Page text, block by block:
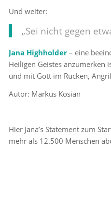
Und weiter:
„Sei nicht gegen
Jana Highholder – eine
Heiligen Geistes anzumerken
und mit Gott im Rücken,
Autor: Markus Kosian
Hier Jana’s Statement zum
mehr als 12.500 Menschen